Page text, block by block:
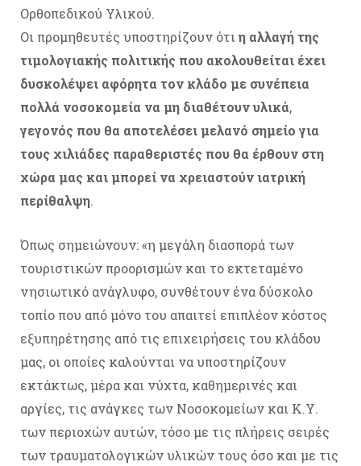
Ορθοπεδικού Υλικού.
Οι προμηθευτές υποστηρίζουν ότιη αλλαγή της
τιμολογιακής πολιτικής που ακολουθείται έχει
δυσκολέψει αφόρητα τον κλάδο με συνέπεια
πολλά νοσοκομεία να μη διαθέτουν υλικά,
γεγονός που θα αποτελέσει μελανό σημείο για
τους χιλιάδες παραθεριστές που θα έρθουν στη
χώρα μας και μπορεί να χρειαστούν ιατρική
περίθαλψη.
Όπως σημειώνουν: «η μεγάλη διασπορά των
τουριστικών προορισμών και το εκτεταμένο
νησιωτικό ανάγλυφο, συνθέτουν ένα δύσκολο
τοπίο που από μόνο του απαιτεί επιπλέον κόστος
εξυπηρέτησης από τις επιχειρήσεις του κλάδου
μας, οι οποίες καλούνται να υποστηρίζουν
εκτάκτως, μέρα και νύχτα, καθημερινές και
αργίες, τις ανάγκες των Νοσοκομείων και Κ.Υ.
των περιοχών αυτών, τόσο με τις πλήρεις σειρές
των τραυματολογικών υλικών τους όσο και με τις